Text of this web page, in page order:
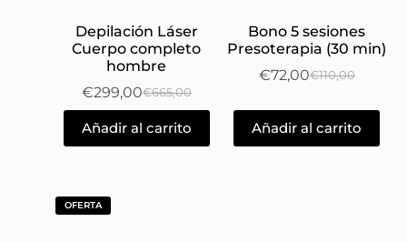
Depilación Láser
Cuerpo completo
hombre
€665,00
€299,00
Añadir al carrito
Bono 5 sesiones
Presoterapia (30 min)
€110,00
€72,00
Añadir al carrito
OFERTA